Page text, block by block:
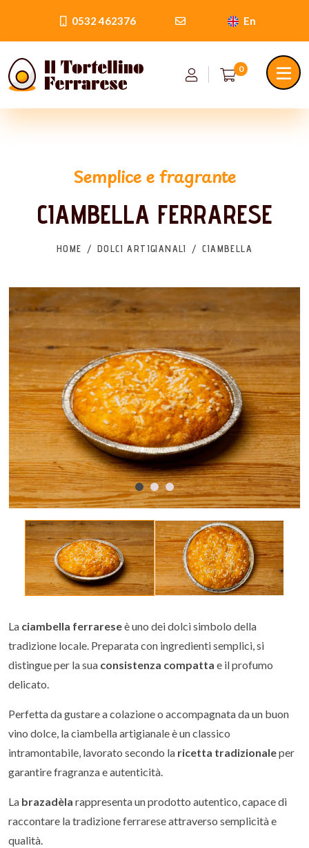
0532 462376 En
0
Semplice e fragrante
CIAMBELLA FERRARESE
HOME DOLCI ARTIGIANALI CIAMBELLA
La ciambella ferrareseè uno dei dolci simbolo della
tradizione locale. Preparata con ingredienti semplici, si
distingue per la sua consistenza compatta e il profumo
delicato.
Perfetta da gustare a colazione o accompagnata da un buon
vino dolce, la ciambella artigianale è un classico
intramontabile, lavorato secondo la ricetta tradizionaleper
garantire fragranza e autenticità.
La brazadèla rappresenta un prodotto autentico, capace di
raccontare la tradizione ferrarese attraverso semplicità e
qualità.